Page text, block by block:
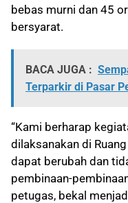
bebas murni dan 45
bersyarat.
BACA JUGA :
Terparkir di Pasar
“Kami berharap
dilaksanakan di
dapat berubah dan
pembinaan-
petugas, bekal